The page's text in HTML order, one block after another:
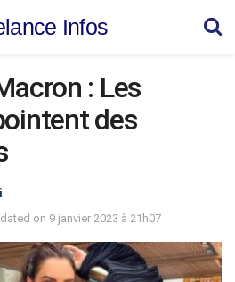
Infos
: Les
des
on 9 janvier 2023 à 21h07